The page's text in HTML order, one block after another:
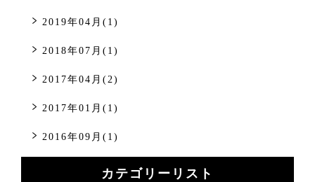
2019年04月(1)
2018年07月(1)
2017年04月(2)
2017年01月(1)
2016年09月(1)
カテゴリーリスト